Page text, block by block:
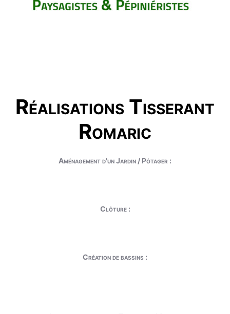
Réalisations Tisserant
Romaric
Aménagement d'un Jardin / Pôtager :
Clôture :
Création de bassins :